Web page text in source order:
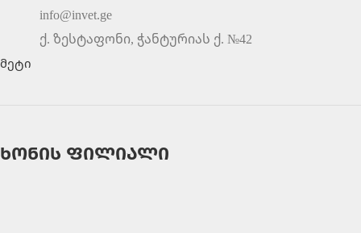
info@invet.ge
ქ. ზესტაფონი, ჭანტურიას ქ. №42
მეტი
ხონის ფილიალი